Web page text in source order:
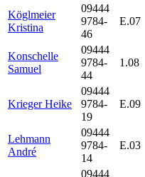
Köglmeier
Kristina
09444
9784-
46
E.07
Konschelle
Samuel
09444
9784-
44
1.08
Krieger Heike
09444
9784-
19
E.09
Lehmann
André
09444
9784-
14
E.03
09444